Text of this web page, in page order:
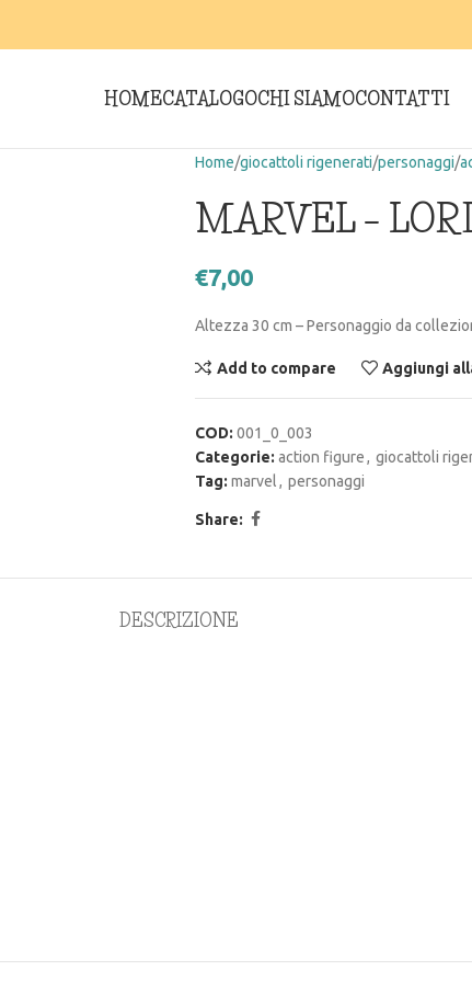
HOMECATALOGOCHI SIAMOCONTATTI
Home giocattoli rigenerati personaggi
MARVEL –
€7,00
Altezza 30 cm – Personaggio da
Add to compare Aggiungi
COD: 001_0_003
Categorie: action figure, giocattoli
Tag: marvel, personaggi
Share:
DESCRIZIONE